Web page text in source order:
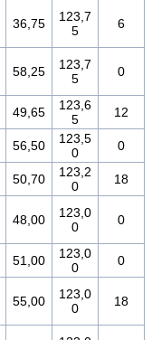
36,75
123,7
5
6
58,25
123,7
5
0
49,65
123,6
5
12
56,50
123,5
0
0
50,70
123,2
0
18
48,00
123,0
0
0
51,00
123,0
0
0
55,00
123,0
0
18